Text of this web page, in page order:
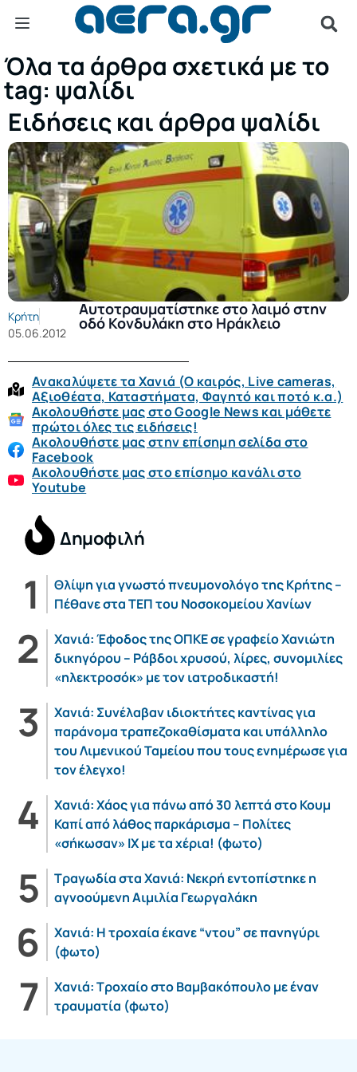
Όλα τα άρθρα σχετικά με το
tag: ψαλίδι
Ειδήσεις και άρθρα ψαλίδι
Κρήτη
05.06.2012
Αυτοτραυματίστηκε στο λαιμό στην
οδό Κονδυλάκη στο Ηράκλειο
Ανακαλύψετε τα Χανιά (O καιρός, Live cameras,
Αξιοθέατα, Καταστήματα, Φαγητό και ποτό κ.α.)
Ακολουθήστε μας στο Google News και μάθετε
πρώτοι όλες τις ειδήσεις!
Ακολουθήστε μας στην επίσημη σελίδα στο
Facebook
Ακολουθήστε μας στο επίσημο κανάλι στο
Youtube
Δημοφιλή
Θλίψη για γνωστό πνευμονολόγο της Κρήτης –
Πέθανε στα ΤΕΠ του Νοσοκομείου Χανίων
Χανιά: Έφοδος της ΟΠΚΕ σε γραφείο Χανιώτη
δικηγόρου – Ράβδοι χρυσού, λίρες, συνομιλίες
«ηλεκτροσόκ» με τον ιατροδικαστή!
Χανιά: Συνέλαβαν ιδιοκτήτες καντίνας για
παράνομα τραπεζοκαθίσματα και υπάλληλο
του Λιμενικού Ταμείου που τους ενημέρωσε για
τον έλεγχο!
Χανιά: Χάος για πάνω από 30 λεπτά στο Κουμ
Καπί από λάθος παρκάρισμα – Πολίτες
«σήκωσαν» ΙΧ με τα χέρια! (φωτο)
Τραγωδία στα Χανιά: Νεκρή εντοπίστηκε η
αγνοούμενη Αιμιλία Γεωργαλάκη
Χανιά: Η τροχαία έκανε “ντου” σε πανηγύρι
(φωτο)
Χανιά: Τροχαίο στο Βαμβακόπουλο με έναν
τραυματία (φωτο)